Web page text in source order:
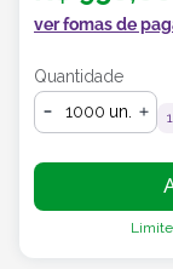
ver fomas de
Quantidade
un.